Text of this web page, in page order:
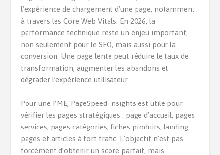
l’expérience de chargement d’une page, notamment
à travers les Core Web Vitals. En 2026, la
performance technique reste un enjeu important,
non seulement pour le SEO, mais aussi pour la
conversion. Une page lente peut réduire le taux de
transformation, augmenter les abandons et
dégrader l’expérience utilisateur.
Pour une PME, PageSpeed Insights est utile pour
vérifier les pages stratégiques : page d’accueil, pages
services, pages catégories, fiches produits, landing
pages et articles à fort trafic. L’objectif n’est pas
forcément d’obtenir un score parfait, mais